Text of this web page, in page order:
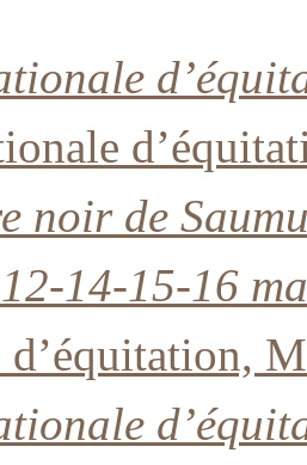
noir de
14-15-16
d’équitation,